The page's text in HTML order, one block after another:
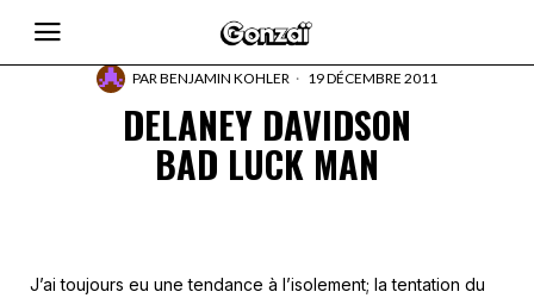
PARBENJAMIN KOHLER 19 DÉCEMBRE 2011
DELANEY DAVIDSON
BAD LUCK MAN
J’ai toujours eu une tendance à l’isolement; la tentation du